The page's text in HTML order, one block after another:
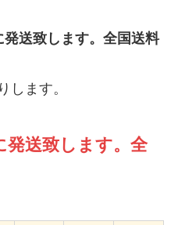
送致します。全国送料
します。
発送致します。全